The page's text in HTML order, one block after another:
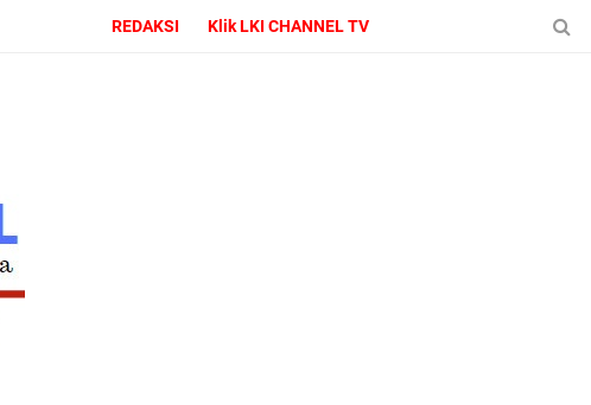
REDAKSI Klik LKI CHANNEL TV